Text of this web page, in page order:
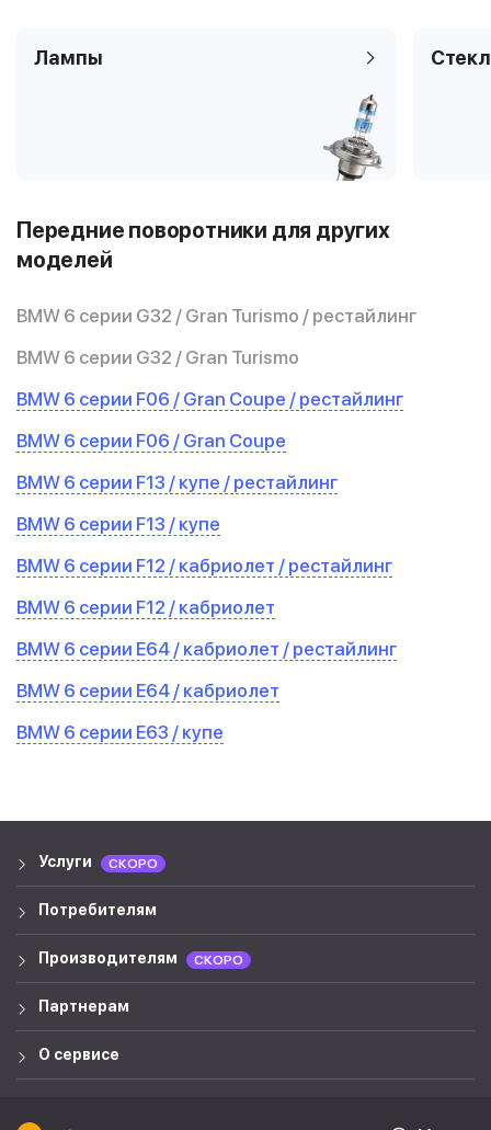
Лампы
Передние поворотники для других
моделей
BMW 6 серии G32 / Gran Turismo / рестайлинг
BMW 6 серии G32 / Gran Turismo
BMW 6 серии F06 / Gran Coupe / рестайлинг
BMW 6 серии F06 / Gran Coupe
BMW 6 серии F13 / купе / рестайлинг
BMW 6 серии F13 / купе
BMW 6 серии F12 / кабриолет / рестайлинг
BMW 6 серии F12 / кабриолет
BMW 6 серии E64 / кабриолет / рестайлинг
BMW 6 серии E64 / кабриолет
BMW 6 серии E63 / купе
Услуги СКОРО
Потребителям
Производителям СКОРО
Партнерам
О сервисе